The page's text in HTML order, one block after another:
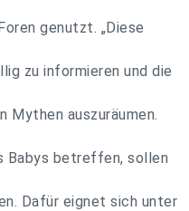
genutzt. „Diese
zu informieren und die
Mythen auszuräumen.
Babys betreffen, sollen
Dafür eignet sich unter